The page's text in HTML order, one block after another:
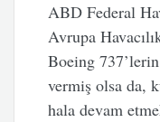
ABD Federal
Avrupa
Boeing
vermiş olsa da,
hala devam